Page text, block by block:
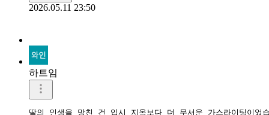
2026.05.11 23:50
하트임
딸의 인생을 망친 건 입시 지옥보다 더 무서운 가스라이팅이었